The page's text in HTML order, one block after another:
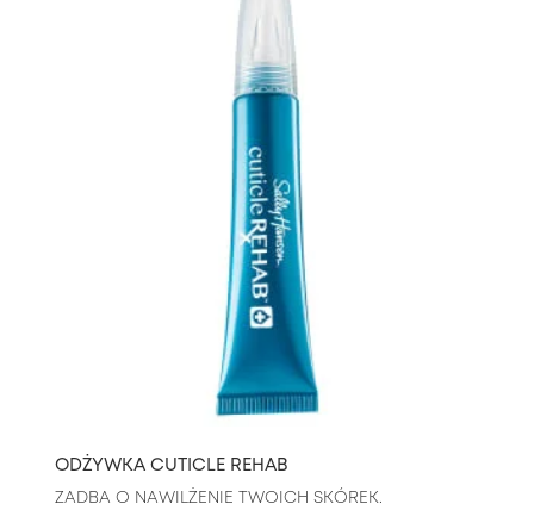
ODŻYWKA CUTICLE REHAB
ZADBA O NAWILŻENIE TWOICH SKÓREK.